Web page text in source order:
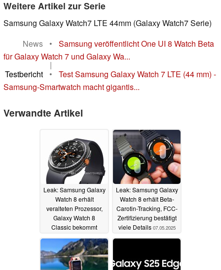
Weitere Artikel zur Serie
Samsung Galaxy Watch7 LTE 44mm (Galaxy Watch7 Serie)
News
•
Samsung veröffentlicht One UI 8 Watch Beta
für Galaxy Watch 7 und Galaxy Wa...
|
Testbericht
•
Test Samsung Galaxy Watch 7 LTE (44 mm) -
Samsung-Smartwatch macht gigantis...
Verwandte Artikel
Leak: Samsung Galaxy
Watch 8 erhält
veralteten Prozessor,
Galaxy Watch 8
Classic bekommt
Feature23.05.2025
Leak: Samsung Galaxy
Watch 8 erhält Beta-
Carotin-Tracking, FCC-
Zertifizierung bestätigt
viele Details 07.05.2025